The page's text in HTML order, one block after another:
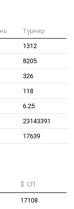
Турнир
1312
8205
326
118
6.25
23143391
17639
СП
17108